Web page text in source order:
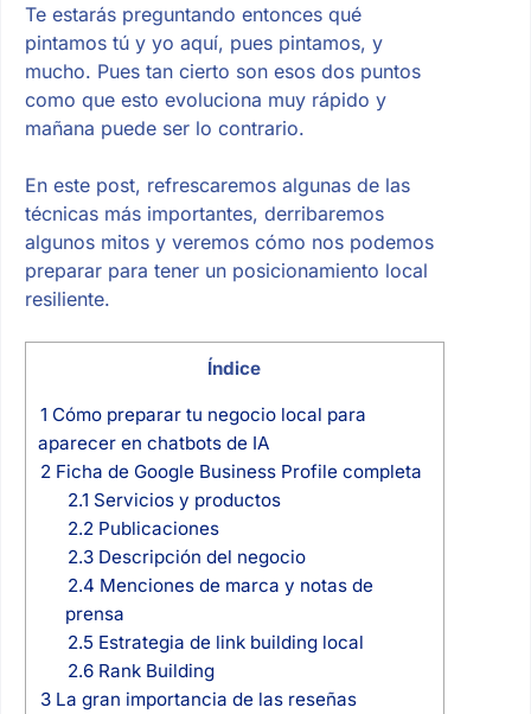
Te estarás preguntando entonces qué
pintamos tú y yo aquí, pues pintamos, y
mucho. Pues tan cierto son esos dos puntos
como que esto evoluciona muy rápido y
mañana puede ser lo contrario.
En este post, refrescaremos algunas de las
técnicas más importantes, derribaremos
algunos mitos y veremos cómo nos podemos
preparar para tener un posicionamiento local
resiliente.
Índice
1 Cómo preparar tu negocio local para
aparecer en chatbots de IA
2Ficha de Google Business Profile completa
2.1 Servicios y productos
2.2Publicaciones
2.3Descripción del negocio
2.4 Menciones de marca y notas de
prensa
2.5 Estrategia de link building local
2.6Rank Building
3La gran importancia de las reseñas